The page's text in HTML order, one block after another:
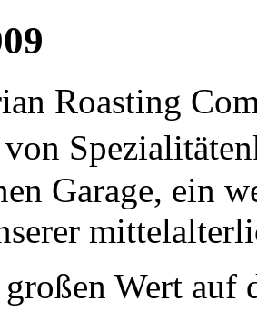
Roasting
Garage, ein
Wert auf